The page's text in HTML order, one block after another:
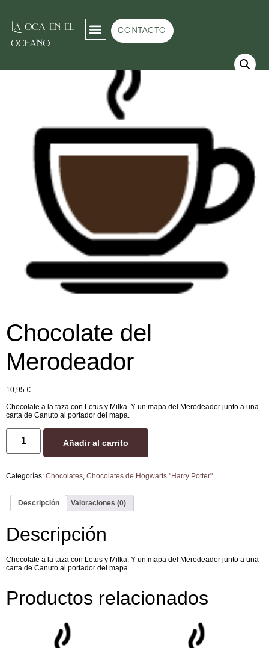
La oca en el
oceano
CONTACTO
Inicio /Chocolates/ Chocolates de Hogwarts "Harry Potter"
Merodeador
Chocolate del
Merodeador
10,95 €
Chocolate a la taza con Lotus y Milka. Y un mapa del Merodeador junto a una
carta de Canuto al portador del mapa.
Añadir al carrito
Categorías: Chocolates Chocolates de Hogwarts "Harry Potter"
Descripción Valoraciones (0)
Descripción
Chocolate a la taza con Lotus y Milka. Y un mapa del Merodeador junto a una
carta de Canuto al portador del mapa.
Productos relacionados